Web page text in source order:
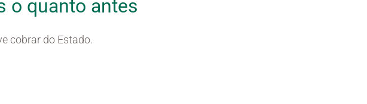
o quanto antes
cobrar do Estado.